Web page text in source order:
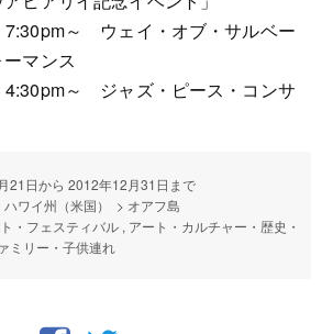
7:30pm～ ウェイ・オブ・サルベー
マンス
4:30pm～ ジャズ・ピース・コンサ
21日から 2012年12月31日まで
ワイ州（米国） > オアフ島
・フェスティバル , アート・カルチャー・歴史・
ミリー・子供連れ